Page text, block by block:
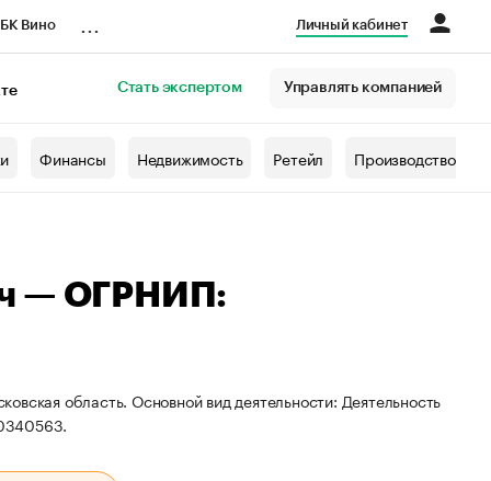
Вино Личный кабинет
Стать экспертом Управлять компанией
Финансы Недвижимость Ретейл Производство
— ОГРНИП:
область. Основной вид деятельности: Деятельность